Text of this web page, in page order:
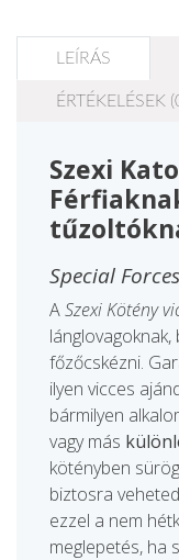
LEÍRÁS
ÉRTÉKELÉSEK
Szexi
Special
ASzexi Kötény
főzőcskézni.
ilyen vicces
bármilyen
vagy más
kötényben
biztosra
ezzel a nem
meglepetés, ha